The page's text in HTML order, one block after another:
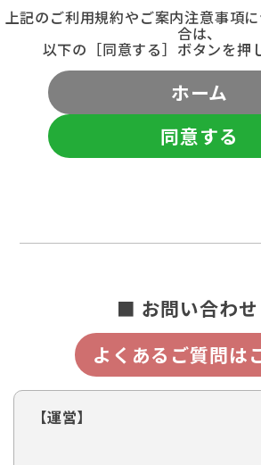
上記のご利用規約やご案内注意事項
合は、
以下の［同意する］ボタンを押
ホーム
同意する
■ お問い合わ
よくあるご質問は
【運営】